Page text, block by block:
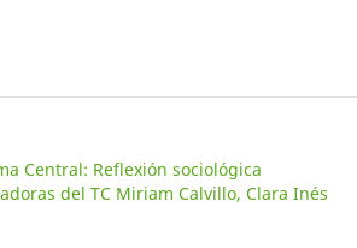
Central: Reflexión sociológica
del TC Miriam Calvillo, Clara Inés